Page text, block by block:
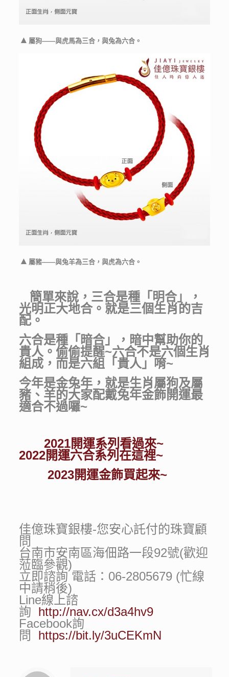
▲ 屬狗——與虎馬為三合，與兔為六合。
▲ 屬豬——與兔羊為三合，與虎為六合。
簡單來說，三合是種「明合」，
光明正大地合。就是三個生肖的吉
配。
六合是種「暗合」，暗中幫助你的
貴人。偷偷提醒~六合不是六個生肖
組成，而是六組「貴人」唷~
今年是金兔年，就是生肖屬狗及屬
豬、羊的大家配戴兔年金飾開運最
適合不過囉~
2021開運系列看過來~
2022開運六合系列在這裡~
2023開運金飾買起來~
佳億珠寶銀樓-您安心託付的珠寶顧
問
台南市安南區海佃路一段92號(歡迎
蒞臨參觀)
立即諮詢 電話：06-2805679 (忙線
中請稍後)
Line線上諮
詢 http://nav.cx/d3a4hv9
Facebook詢
問 https://bit.ly/3uCEKmN